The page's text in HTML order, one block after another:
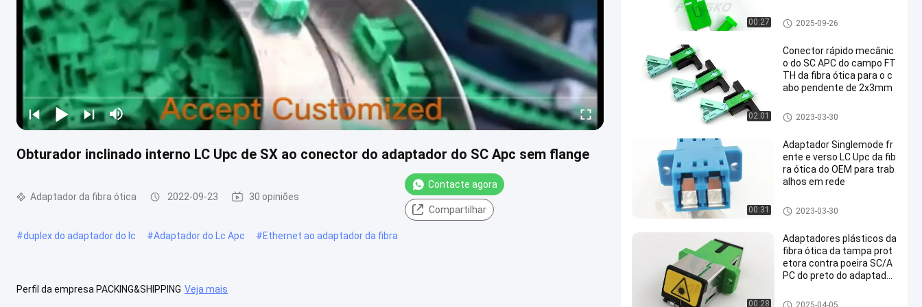
Obturador inclinado interno LC Upc de SX ao conector do adaptador do SC Apc sem flange
Adaptador da fibra ótica 2022-09-23 30 opiniões
Contacte agora
Compartilhar
#duplex do adaptador do lc #Adaptador do Lc Apc #Ethernet ao adaptador da fibra
Perfil da empresa PACKING&SHIPPING Veja mais
00:27 Adaptador da fibra ótica
2025-09-26
02:01
Conector rápido mecânic
o do SC APC do campo FT
TH da fibra ótica para o c
abo pendente de 2x3mm
Conector rápido da fibra ótica
2023-03-30
00:31
Adaptador Singlemode fr
ente e verso LC Upc da fib
ra ótica do OEM para trab
alhos em rede
Adaptador da fibra ótica
2023-03-30
00:28
Adaptadores plásticos da
fibra ótica da tampa prot
etora contra poeira SC/A
PC do preto do adaptador
C/SC das vendas quente
Adaptador da fibra ótica
2025-04-05